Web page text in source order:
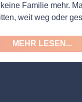
Familie mehr.
weit weg oder
MEHR LESEN...